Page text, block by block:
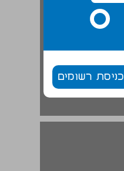
כניסת רשומים